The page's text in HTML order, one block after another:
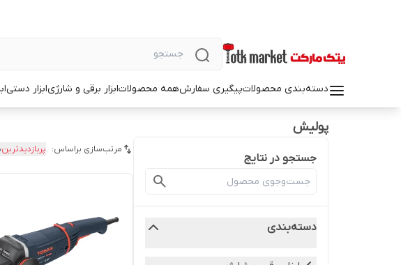
دسته‌بندی محصولاتپیگیری سفارشهمه محصولاتابزار برقی و شارژیابزار دستی
پولیش
جستجو در نتایج
دسته‌بندی
مرتب‌سازی براساس: پربازدیدترین